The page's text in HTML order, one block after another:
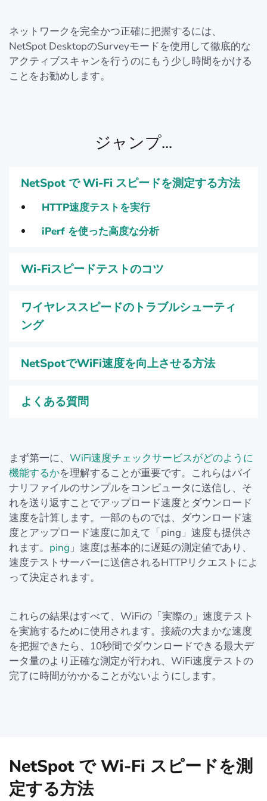
ネットワークを完全かつ正確に把握するには、
NetSpot DesktopのSurveyモードを使用して徹底的な
アクティブスキャンを行うのにもう少し時間をかける
ことをお勧めします。
ジャンプ...
NetSpot で Wi-Fi スピードを測定する方法
HTTP速度テストを実行
iPerf を使った高度な分析
Wi-Fiスピードテストのコツ
ワイヤレススピードのトラブルシューティ
ング
NetSpotでWiFi速度を向上させる方法
よくある質問
まず第一に、 WiFi速度チェックサービスがどのように
機能するかを理解することが重要です。これらはバイ
ナリファイルのサンプルをコンピュータに送信し、そ
れを送り返すことでアップロード速度とダウンロード
速度を計算します。一部のものでは、ダウンロード速
度とアップロード速度に加えて「ping」速度も提供さ
れます。 ping 」速度は基本的に遅延の測定値であり、
速度テストサーバーに送信されるHTTPリクエストによ
って決定されます。
これらの結果はすべて、WiFiの「実際の」速度テスト
を実施するために使用されます。接続の大まかな速度
を把握できたら、10秒間でダウンロードできる最大デ
ータ量のより正確な測定が行われ、WiFi速度テストの
完了に時間がかかることがないようにします。
NetSpot で Wi-Fi スピードを測
定する方法